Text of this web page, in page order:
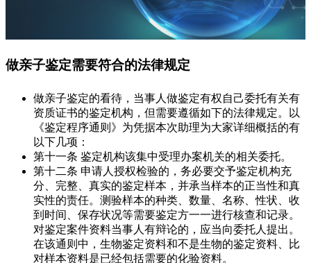
做亲子鉴定需要符合的法律规定
做亲子鉴定的看待，当事人做鉴定有权自己委托有关有
资质证书的鉴定机构，但需要遵循如下的法律规定。以
《鉴定程序通则》为凭据本次助理为大家详细概括的有
以下几项：
第十一条 鉴定机构该集中受理办案机关的相关委托。
第十二条 申请人授权检验的，务必要交予鉴定机构充
分、完整、真实的鉴定样本，并承当样本的正当性和真
实性的责任。测验样本的种类、数量、名称、性状、收
到时间、保存状况等需要鉴定方一一进行核查和记录。
对鉴定案件资料当事人有辩论的，应当向委托人提出。
在该通则中，生物鉴定资料和不是生物的鉴定资料、比
对样本资料是已经包括需要的化验资料。